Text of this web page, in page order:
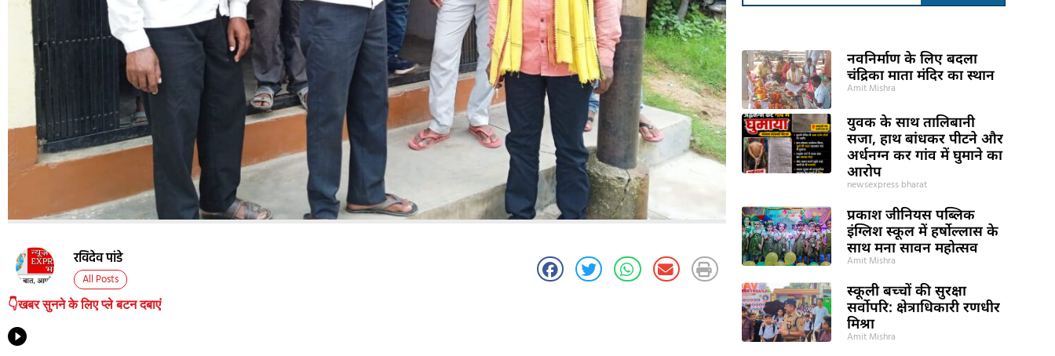
रविदेव पांडे
All Posts
👇खबर सुनने के लिए प्ले बटन दबाएं
नवनिर्माण के लिए बदला
चंद्रिका माता मंदिर का स्थान
Amit Mishra
युवक के साथ तालिबानी
सजा, हाथ बांधकर पीटने और
अर्धनग्न कर गांव में घुमाने का
आरोप
newsexpress bharat
प्रकाश जीनियस पब्लिक
इंग्लिश स्कूल में हर्षोल्लास के
साथ मना सावन महोत्सव
Amit Mishra
स्कूली बच्चों की सुरक्षा
सर्वोपरि: क्षेत्राधिकारी रणधीर
मिश्रा
Amit Mishra